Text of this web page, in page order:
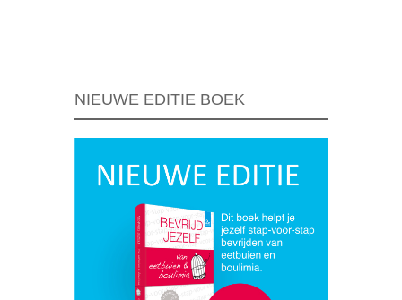
NIEUWE EDITIE BOEK